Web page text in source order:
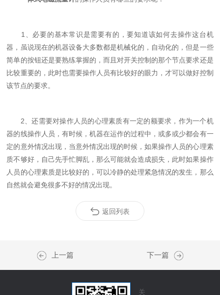
1、必要的基本常识是需要有的，要知道该如何去操作这台机
器，虽说现在的机器设备大多数都是机械化的，自动化的，但是一些
简单的按钮还是要熟练掌握的，而且对开关控制的那个节点要求还是
比较重要的，此时也需要操作人员有比较好的眼力，才可以做好控制
该节点的要求。
2、还需要对操作人员的心理素质有一定的额要求，作为一个机
器的线操作人员，有时候，机器在运作的过程中，或多或少都会有一
定的意外情况出现，当意外情况出现的时候，如果操作人员的心理素
质不够好，自己先手忙脚乱，那么可能就会造成损失，此时如果操作
人员的心理素质是比较好的，可以冷静的处理紧急情况的发生，那么
自然就会避免很多不好的情况出现。
返回列表
上一篇 下一篇
关